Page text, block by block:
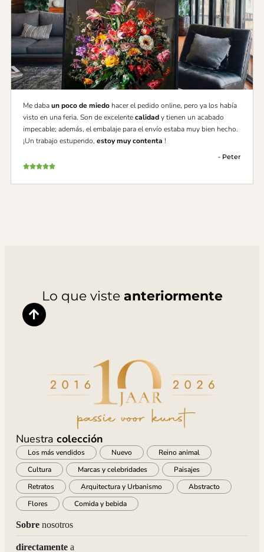
Me dabaun poco de miedo hacer el pedido online, pero ya los había
visto en una feria. Son de excelentecalidady tienen un acabado
impecable; además, el embalaje para el envío estaba muy bien hecho.
¡Un trabajo estupendo, estoy muy contenta !
- Peter
Lo que viste anteriormente
Nuestra colección
Los más vendidos Nuevo
Reino animal
Cultura
Marcas y celebridades
Paisajes
Retratos
Arquitectura y Urbanismo
Abstracto
Flores
Comida y bebida
Sobrenosotros
directamentea